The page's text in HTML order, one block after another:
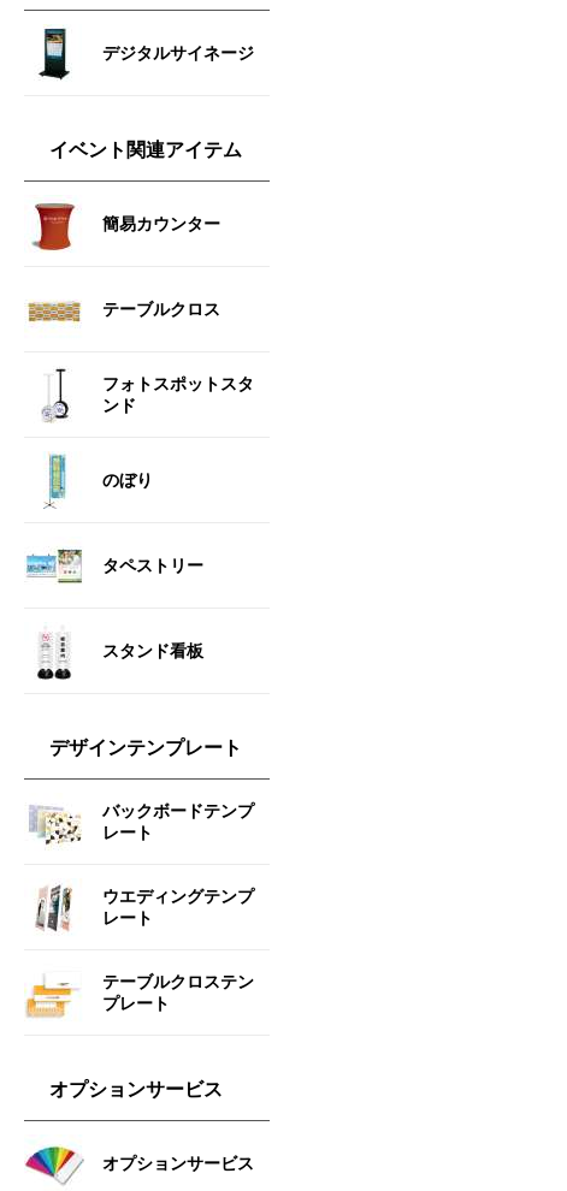
デジタルサイネージ
イベント関連アイテム
簡易カウンター
テーブルクロス
フォトスポットスタ
ンド
のぼり
タペストリー
スタンド看板
デザインテンプレート
バックボードテンプ
レート
ウエディングテンプ
レート
テーブルクロステン
プレート
オプションサービス
オプションサービス